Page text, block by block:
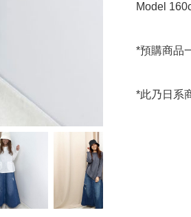
Model
*預購商品
*此乃日系